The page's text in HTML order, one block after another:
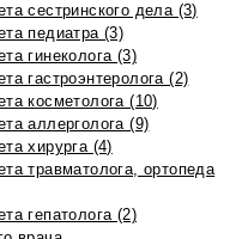
сестринского дела (3)
педиатра (3)
гинеколога (3)
гастроэнтеролога (2)
косметолога (10)
аллерголога (9)
хирурга (4)
травматолога, ортопеда
гепатолога (2)